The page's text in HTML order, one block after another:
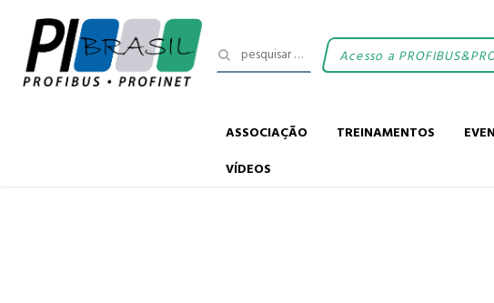
ASSOCIAÇÃO TREINAMENTOS
VÍDEOS
Acesso a